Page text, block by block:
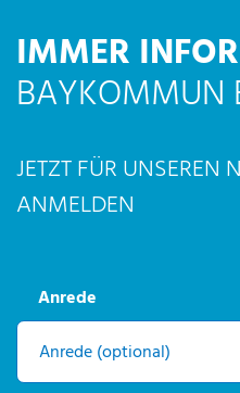
IMMER
BAYKOMMUN
JETZT FÜR UNSEREN
ANMELDEN
Anmeldung Newsletter
Anrede